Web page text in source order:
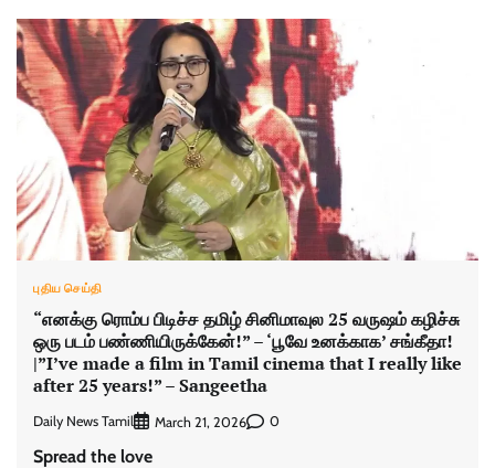
புதிய செய்தி
“எனக்கு ரொம்ப பிடிச்ச தமிழ் சினிமாவுல 25 வருஷம் கழிச்சு
ஒரு படம் பண்ணியிருக்கேன்!” – ‘பூவே உனக்காக’ சங்கீதா!
|”I’ve made a film in Tamil cinema that I really like
after 25 years!” – Sangeetha
Daily News Tamil March 21, 2026 0
Spread the love